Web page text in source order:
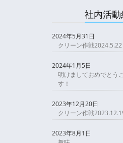
社内活動
2024年5月31日
クリーン作戦2024.5.22
2024年1月5日
明けましておめでとう
す！
2023年12月20日
クリーン作戦
2023年8月1日